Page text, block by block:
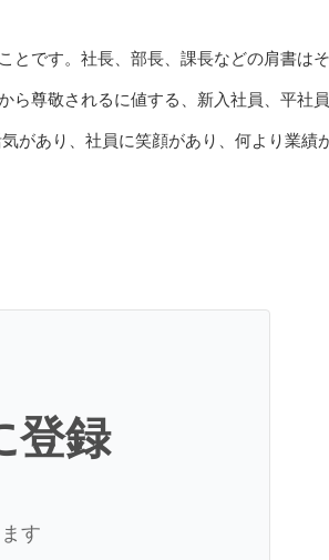
とです。社長、部長、課長などの肩書は
ら尊敬されるに値する、新入社員、平社
があり、社員に笑顔があり、何より業績
登録
す